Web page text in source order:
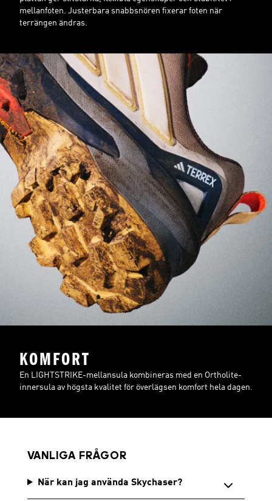
mellanfoten. Justerbara snabbsnören fixerar foten när
terrängen ändras.
KOMFORT
En LIGHTSTRIKE-mellansula kombineras med en Ortholite-
innersula av högsta kvalitet för överlägsen komfort hela dagen.
VANLIGA FRÅGOR
När kan jag använda Skychaser?